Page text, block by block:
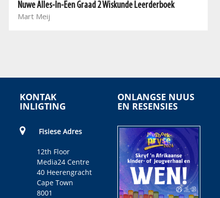
Nuwe Alles-In-Een Graad 2 Wiskunde Leerderboek
Mart Meij
KONTAK
INLIGTING
Fisiese Adres
12th Floor
Media24 Centre
40 Heerengracht
Cape Town
8001
ONLANGSE NUUS
EN RESENSIES